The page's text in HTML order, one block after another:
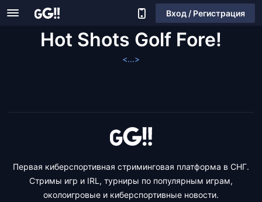
Вход / Регистрация
Hot Shots Golf Fore!
<...>
Первая киберспортивная стриминговая платформа в СНГ.
Стримы игр и IRL, турниры по популярным играм,
околоигровые и киберспортивные новости.